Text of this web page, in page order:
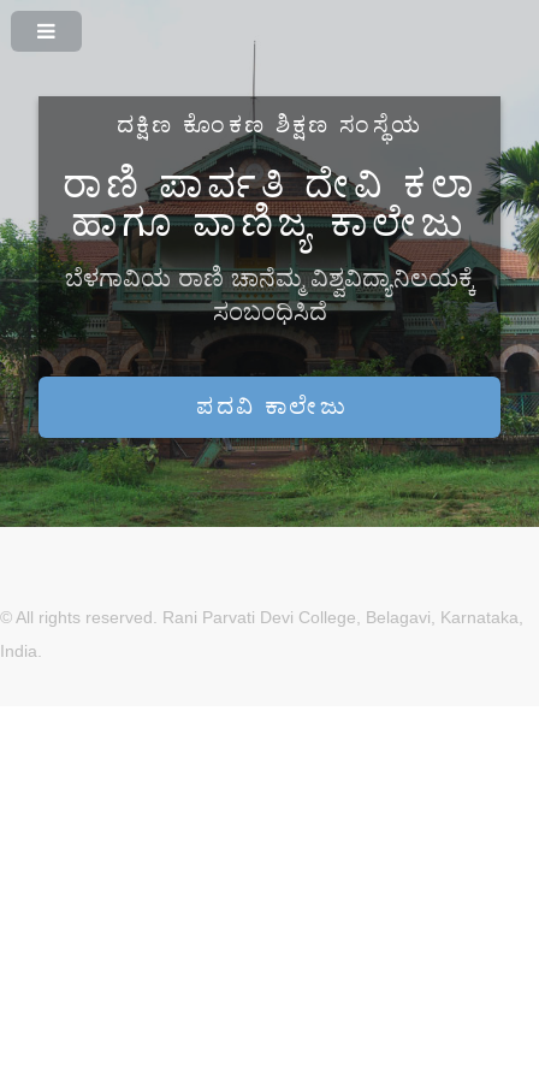
ದಕ್ಷಿಣ ಕೊಂಕಣ ಶಿಕ್ಷಣ ಸಂಸ್ಥೆಯ
ರಾಣಿ ಪಾರ್ವತಿ ದೇವಿ ಕಲಾ
ಹಾಗೂ ವಾಣಿಜ್ಯ ಕಾಲೇಜು
ಬೆಳಗಾವಿಯ ರಾಣಿ ಚಾನೆಮ್ಮ ವಿಶ್ವವಿದ್ಯಾನಿಲಯಕ್ಕೆ
ಸಂಬಂಧಿಸಿದೆ
ಪದವಿ ಕಾಲೇಜು
© All rights reserved. Rani Parvati Devi College, Belagavi, Karnataka,
India.